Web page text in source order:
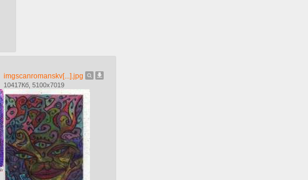
imgscanromanskv[...].jpg
10417Кб, 5100x7019